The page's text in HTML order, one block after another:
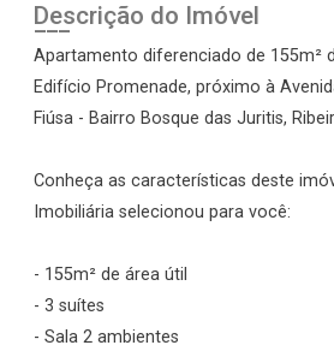
Descrição do Imóvel
Apartamento diferenciado de 155m²
Edifício Promenade, próximo à
Fiúsa - Bairro Bosque das Juritis,
Conheça as características deste
Imobiliária selecionou para você:
- 155m² de área útil
- 3 suítes
- Sala 2 ambientes